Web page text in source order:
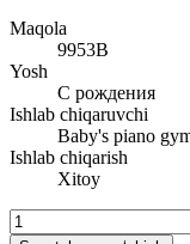
Maqola
9953В
Yosh
С рождения
Ishlab chiqaruvchi
Baby's piano
Ishlab chiqarish
Xitoy